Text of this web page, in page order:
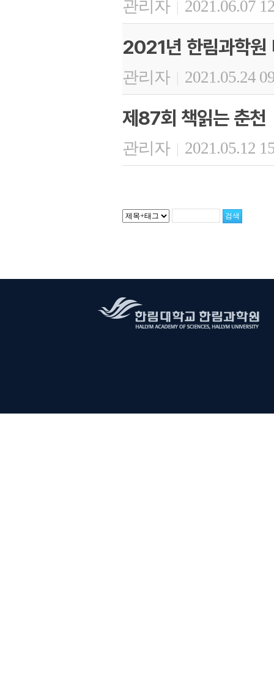
관리자 | 2021.06.07
2021년 한림과학원
관리자 | 2021.05.24
제87회 책읽는 춘천
관리자 | 2021.05.12